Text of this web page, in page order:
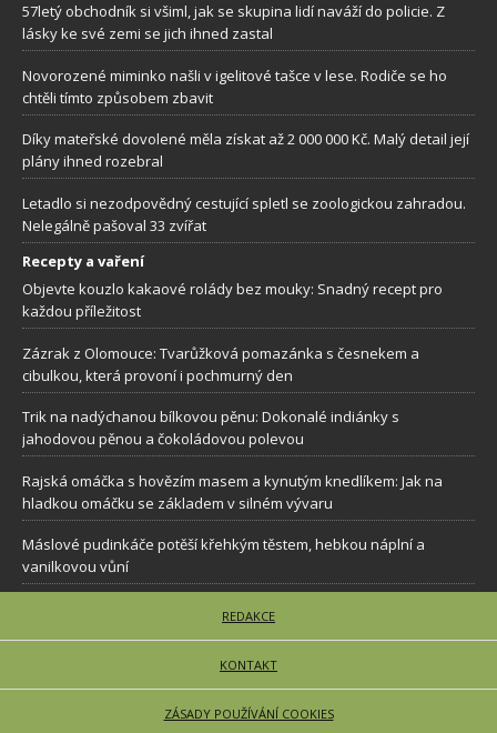
57letý obchodník si všiml, jak se skupina lidí naváží do policie. Z
lásky ke své zemi se jich ihned zastal
Novorozené miminko našli v igelitové tašce v lese. Rodiče se ho
chtěli tímto způsobem zbavit
Díky mateřské dovolené měla získat až 2 000 000 Kč. Malý detail její
plány ihned rozebral
Letadlo si nezodpovědný cestující spletl se zoologickou zahradou.
Nelegálně pašoval 33 zvířat
Recepty a vaření
Objevte kouzlo kakaové rolády bez mouky: Snadný recept pro
každou příležitost
Zázrak z Olomouce: Tvarůžková pomazánka s česnekem a
cibulkou, která provoní i pochmurný den
Trik na nadýchanou bílkovou pěnu: Dokonalé indiánky s
jahodovou pěnou a čokoládovou polevou
Rajská omáčka s hovězím masem a kynutým knedlíkem: Jak na
hladkou omáčku se základem v silném vývaru
Máslové pudinkáče potěší křehkým těstem, hebkou náplní a
vanilkovou vůní
REDAKCE
KONTAKT
ZÁSADY POUŽÍVÁNÍ COOKIES